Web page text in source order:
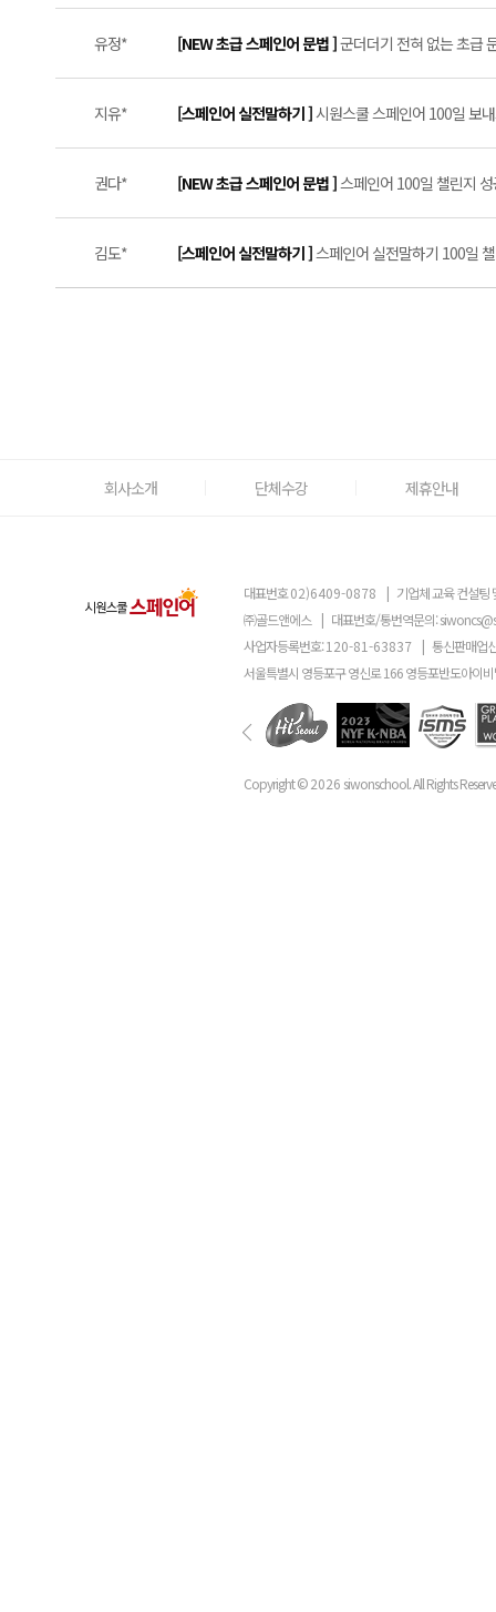
유정* [NEW 초급 스페인어 문법 ]군더더기 전혀 없는 초급
지유* [스페인어 실전말하기 ]시원스쿨 스페인어 100일 보
권다* [NEW 초급 스페인어 문법 ]스페인어 100일 챌린지
김도* [스페인어 실전말하기 ]스페인어 실전말하기 100일
회사소개 단체수강 제휴안내
대표번호02)6409-0878 | 기업체 교육 컨설팅
㈜골드앤에스 | 대표번호/통번역문의:
사업자등록번호:120-81-63837 | 통신판매업
서울특별시 영등포구 영신로 166 영등포반도아이
Copyright ©2026 siwonschool. All Rights